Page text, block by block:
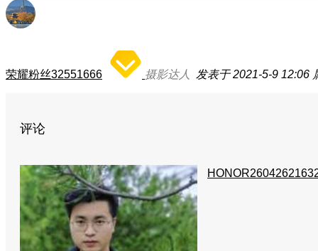
荣耀粉丝32551666 摄影达人 发表于 2021-5-9 12:06
评论